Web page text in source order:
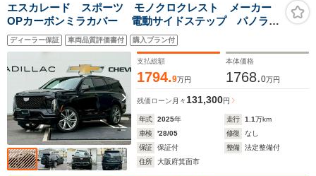
エスカレード スポーツ モノクロクレスト メーカー
OPカーボンミラカバー 電動サイドステップ パノラマ
サンルーフ 55in湾曲LEDディスプレイ 後席用ヘッド
レストモニター パワードア ETC AKGサラウンド
ディーラー保証 車両品質評価書付 購入プラン付
支払総額
1794.9万円
本体価格
1768.0万円
残価ローン 月々 131,300円
年式 2025年 走行 1.1万km
車検
'28/05 修復
なし
保証
保証付 整備
法定整備付
住所
大阪府箕面市